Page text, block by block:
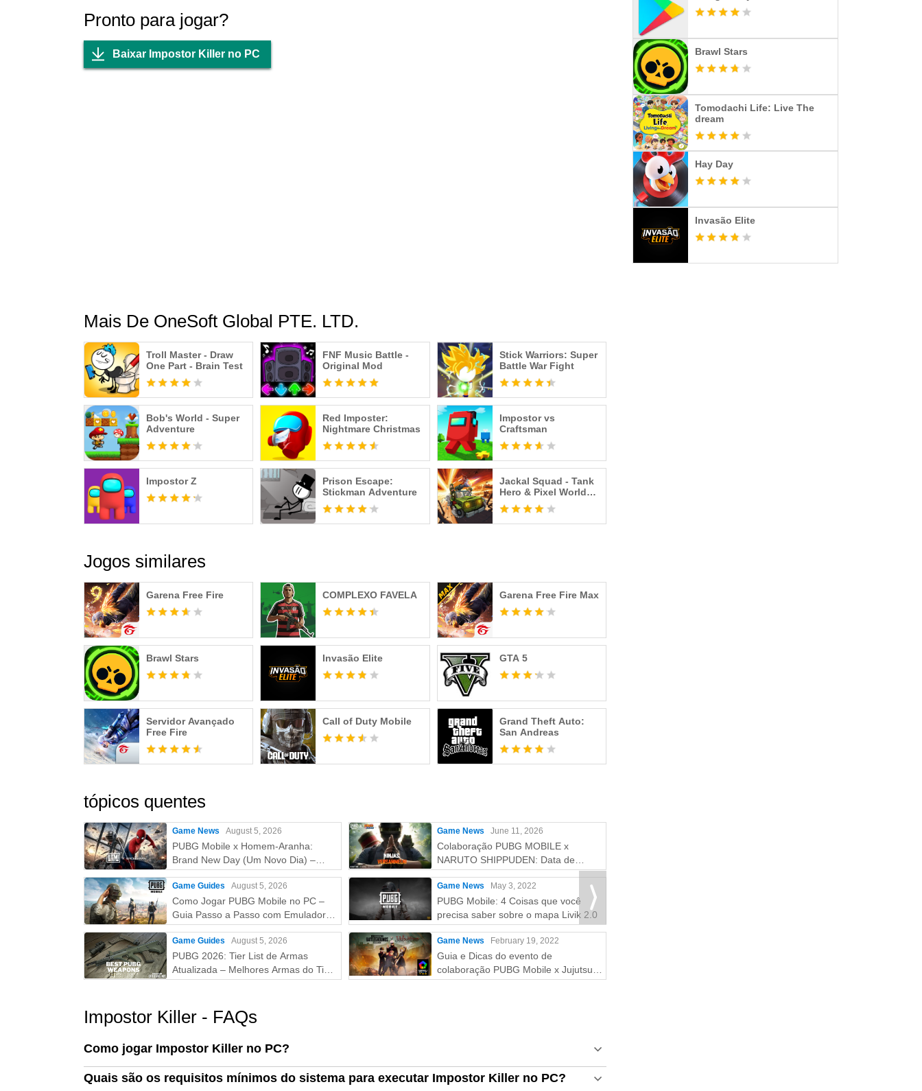
Pronto para jogar?
Baixar Impostor Killer no PC
Mais De OneSoft Global PTE. LTD.
Troll Master - Draw
One Part - Brain Test
FNF Music Battle -
Original Mod
Stick Warriors: Super
Battle War Fight
Bob's World - Super
Adventure
Red Imposter:
Nightmare Christmas
Impostor vs
Craftsman
Impostor Z
Prison Escape:
Stickman Adventure
Jackal Squad - Tank
Hero & Pixel World
War
Jogos similares
Garena Free Fire COMPLEXO FAVELA Garena Free Fire Max
Brawl Stars Invasão Elite GTA 5
Servidor Avançado
Free Fire
Call of Duty Mobile
Grand Theft Auto:
San Andreas
tópicos quentes
Game News August 5, 2026
PUBG Mobile x Homem-Aranha:
Brand New Day (Um Novo Dia) –
Tudo que você precisa saber!
Game Guides August 5, 2026
Como Jogar PUBG Mobile no PC –
Guia Passo a Passo com Emulador
(Atualizado 2026)
Game Guides August 5, 2026
PUBG 2026: Tier List de Armas
Atualizada – Melhores Armas do Tier
S ao D (Guia Completo)
Game News June 11, 2026
Colaboração PUBG MOBILE x
NARUTO SHIPPUDEN: Data de
Lançamento e Recompensas
Gratuitas
Game News May 3, 2022
PUBG Mobile: 4 Coisas que você
precisa saber sobre o mapa Livik 2.0
Game News February 19, 2022
Guia e Dicas do evento de
colaboração PUBG Mobile x Jujutsu
Kaisen
Impostor Killer - FAQs
Como jogar Impostor Killer no PC?
Quais são os requisitos mínimos do sistema para executar Impostor Killer no PC?
Brawl Stars
Tomodachi Life: Live The
dream
Hay Day
Invasão Elite